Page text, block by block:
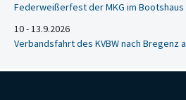
Federweißerfest der MKG im Bootshaus
10 - 13.9.2026
Verbandsfahrt des KVBW nach Bregenz